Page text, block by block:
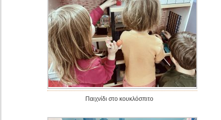
Παιχνίδι στο κουκλόσπιτο